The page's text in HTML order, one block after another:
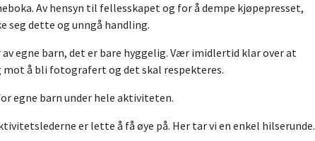
Av hensyn til fellesskapet og for å dempe kjøpepresset,
seg dette og unngå handling.
egne barn, det er bare hyggelig. Vær imidlertid klar over at
mot å bli fotografert og det skal respekteres.
egne barn under hele aktiviteten.
er lette å få øye på. Her tar vi en enkel hilserunde.